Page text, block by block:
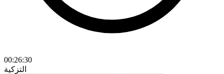
00:26:30
التزكية